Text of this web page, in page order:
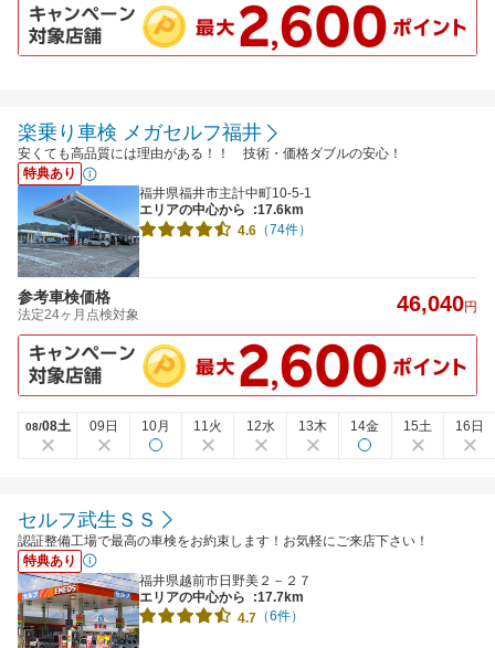
楽乗り車検 メガセルフ福井
安くても高品質には理由がある！！ 技術・価格ダブルの安心！
特典あり
福井県福井市主計中町10-5-1
エリアの中心から
:17.6km
4.6 （74件）
参考車検価格
法定24ヶ月点検対象 46,040円
08/08土 09日 10月 11火 12水 13木 14金 15土 16日
セルフ武生ＳＳ
認証整備工場で最高の車検をお約束します！お気軽にご来店下さい！
特典あり
福井県越前市日野美２－２７
エリアの中心から
:17.7km
4.7 （6件）